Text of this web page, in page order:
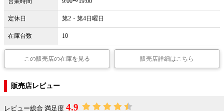
定休日 第2・第4日曜日
在庫台数 10
この販売店の在庫を見る 販売店詳細はこちら
販売店レビュー
レビュー総合 満足度 4.9